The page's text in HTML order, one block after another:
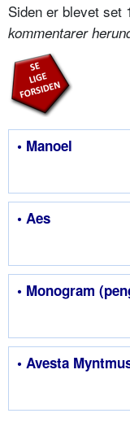
Siden er blevet set
kommentarer
• Manoel
• Aes
• Monogram
• Avesta